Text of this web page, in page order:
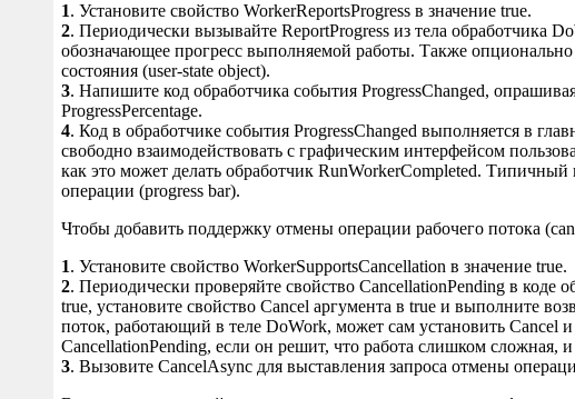
1. Установите свойство WorkerReportsProgress в значение true.
2. Периодически вызывайте ReportProgress из тела обработчика
обозначающее прогресс выполняемой работы. Также опционально
состояния (user-state object).
3. Напишите код обработчика события ProgressChanged,
ProgressPercentage.
4. Код в обработчике события ProgressChanged выполняется в
свободно взаимодействовать с графическим интерфейсом
как это может делать обработчик RunWorkerCompleted.
операции (progress bar).
Чтобы добавить поддержку отмены операции рабочего потока
1. Установите свойство WorkerSupportsCancellation в значение true.
2. Периодически проверяйте свойство CancellationPending в коде
true, установите свойство Cancel аргумента в true и выполните
поток, работающий в теле DoWork, может сам установить Cancel
CancellationPending, если он решит, что работа слишком сложная, и
3. Вызовите CancelAsync для выставления запроса отмены